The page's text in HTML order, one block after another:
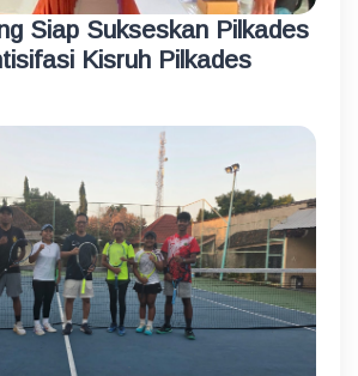
Siap Sukseskan Pilkades
Kisruh Pilkades